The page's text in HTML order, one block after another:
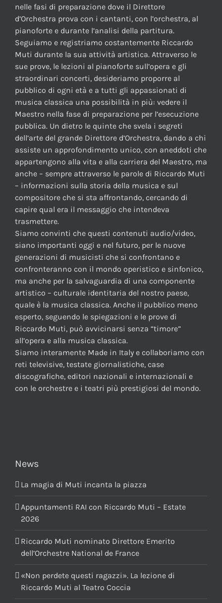
nelle fasi di preparazione dove il Direttore
d’Orchestra prova con i cantanti, con l’orchestra, al
pianoforte e durante l’analisi della partitura.
Seguiamo e registriamo costantemente Riccardo
Muti durante la sua attività artistica. Attraverso le
sue prove, le lezioni al pianoforte sull’opera e gli
straordinari concerti, desideriamo proporre al
pubblico di ogni età e a tutti gli appassionati di
musica classica una possibilità in più: vedere il
Maestro nella fase di preparazione per l’esecuzione
pubblica. Un dietro le quinte che svela i segreti
dell’arte del grande Direttore d’Orchestra, dando a chi
assiste un approfondimento unico, con aneddoti che
appartengono alla vita e alla carriera del Maestro, ma
anche – sempre attraverso le parole di Riccardo Muti
– informazioni sulla storia della musica e sul
compositore che si sta affrontando, cercando di
capire qual era il messaggio che intendeva
trasmettere.
Siamo convinti che questi contenuti audio/video,
siano importanti oggi e nel futuro, per le nuove
generazioni di musicisti che si confrontano e
confronteranno con il mondo operistico e sinfonico,
ma anche per la salvaguardia di una componente
artistico – culturale identitaria del nostro paese,
quale è la musica classica. Anche il pubblico meno
esperto, seguendo le spiegazioni e le prove di
Riccardo Muti, può avvicinarsi senza “timore”
all’opera e alla musica classica.
Siamo interamente Made in Italy e collaboriamo con
reti televisive, testate giornalistiche, case
discografiche, editori nazionali e internazionali e
con le orchestre e i teatri più prestigiosi del mondo.
News
La magia di Muti incanta la piazza
Appuntamenti RAI con Riccardo Muti – Estate
2026
Riccardo Muti nominato Direttore Emerito
dell’Orchestre National de France
«Non perdete questi ragazzi». La lezione di
Riccardo Muti al Teatro Coccia